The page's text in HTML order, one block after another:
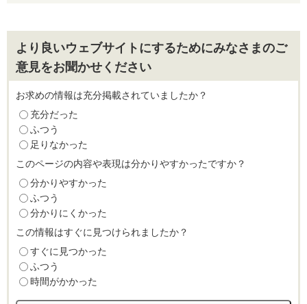
より良いウェブサイトにするためにみなさまのご
意見をお聞かせください
お求めの情報は充分掲載されていましたか？
充分だった
ふつう
足りなかった
このページの内容や表現は分かりやすかったですか？
分かりやすかった
ふつう
分かりにくかった
この情報はすぐに見つけられましたか？
すぐに見つかった
ふつう
時間がかかった